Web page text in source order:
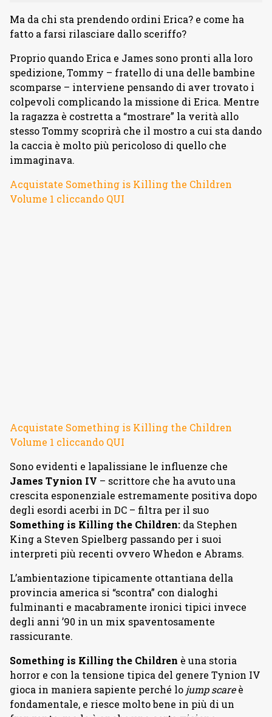
Ma da chi sta prendendo ordini Erica? e come ha
fatto a farsi rilasciare dallo sceriffo?
Proprio quando Erica e James sono pronti alla loro
spedizione, Tommy – fratello di una delle bambine
scomparse – interviene pensando di aver trovato i
colpevoli complicando la missione di Erica. Mentre
la ragazza è costretta a “mostrare” la verità allo
stesso Tommy scoprirà che il mostro a cui sta dando
la caccia è molto più pericoloso di quello che
immaginava.
Acquistate Something is Killing the Children
Volume 1 cliccando QUI
Acquistate Something is Killing the Children
Volume 1 cliccando QUI
Sono evidenti e lapalissiane le influenze che
James Tynion IV – scrittore che ha avuto una
crescita esponenziale estremamente positiva dopo
degli esordi acerbi in DC – filtra per il suo
Something is Killing the Children: da Stephen
King a Steven Spielberg passando per i suoi
interpreti più recenti ovvero Whedon e Abrams.
L’ambientazione tipicamente ottantiana della
provincia america si “scontra” con dialoghi
fulminanti e macabramente ironici tipici invece
degli anni ’90 in un mix spaventosamente
rassicurante.
Something is Killing the Children è una storia
horror e con la tensione tipica del genere Tynion IV
gioca in maniera sapiente perché lo jump scareè
fondamentale, e riesce molto bene in più di un